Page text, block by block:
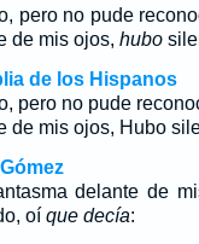
pero no pude
de mis ojos, hubo
de los Hispanos
pero no pude
de mis ojos, Hubo
delante de
oí que decía: